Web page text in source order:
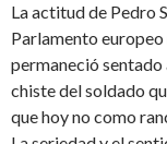
La actitud de Pedro
Parlamento
permaneció
chiste del soldado
que hoy no como